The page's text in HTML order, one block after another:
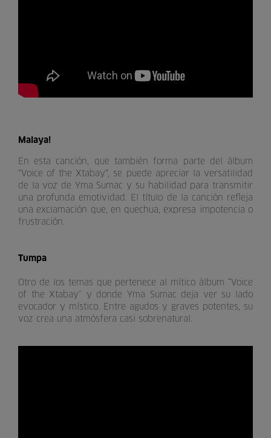
Malaya!
En esta canción, que también forma parte del álbum
"Voice of the Xtabay", se puede apreciar la versatilidad
de la voz de Yma Sumac y su habilidad para transmitir
una profunda emotividad. El título de la canción refleja
una exclamación que, en quechua, expresa impotencia o
frustración.
Tumpa
Otro de los temas que pertenece al mítico álbum “Voice
of the Xtabay” y donde Yma Sumac deja ver su lado
evocador y místico. Entre agudos y graves potentes, su
voz crea una atmósfera casi sobrenatural.